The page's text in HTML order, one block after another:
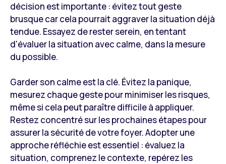
décision est importante : évitez tout geste
brusque car cela pourrait aggraver la situation déjà
tendue. Essayez de rester serein, en tentant
d'évaluer la situation avec calme, dans la mesure
du possible.
Garder son calme est la clé. Évitez la panique,
mesurez chaque geste pour minimiser les risques,
même si cela peut paraître difficile à appliquer.
Restez concentré sur les prochaines étapes pour
assurer la sécurité de votre foyer. Adopter une
approche réfléchie est essentiel : évaluez la
situation, comprenez le contexte, repérez les